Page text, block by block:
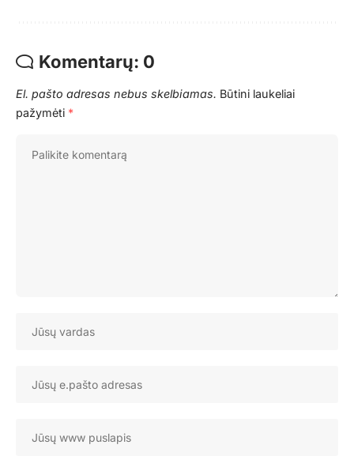
Komentarų: 0
El. pašto adresas nebus skelbiamas. Būtini laukeliai
pažymėti *